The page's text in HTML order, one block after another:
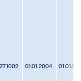
271002 01.01.2004